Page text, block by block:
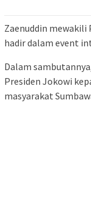
Zaenuddin mewakili
hadir dalam event
Dalam
Presiden Jokowi
masyarakat